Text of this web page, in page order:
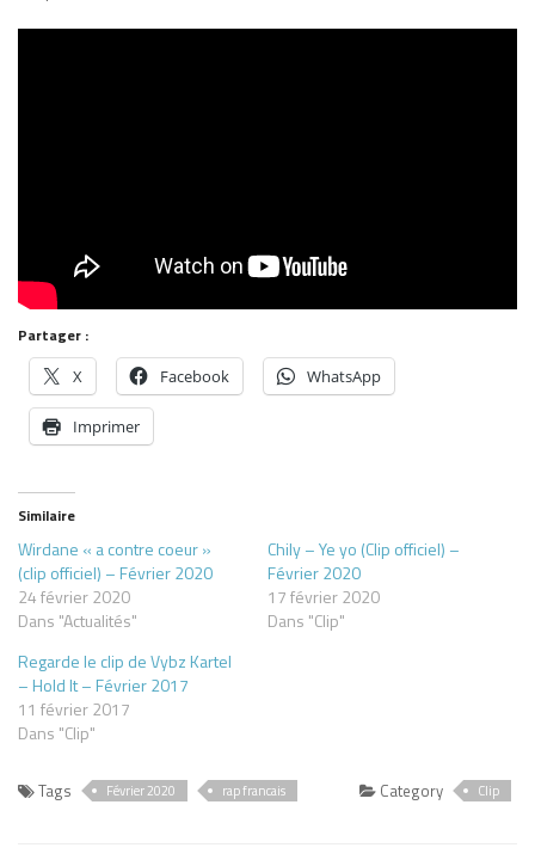
Partager :
X Facebook WhatsApp
Imprimer
Similaire
Wirdane « a contre coeur »
(clip officiel) – Février 2020
24 février 2020
Dans "Actualités"
Chily – Ye yo (Clip officiel) –
Février 2020
17 février 2020
Dans "Clip"
Regarde le clip de Vybz Kartel
– Hold It – Février 2017
11 février 2017
Dans "Clip"
Tags Février 2020 rap francais Category Clip